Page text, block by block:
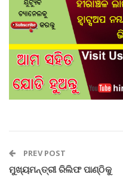
PREV POST
ମୁଖ୍ୟମନ୍ତ୍ରୀ ରିଲିଫ ପାଣ୍ଠିକୁ